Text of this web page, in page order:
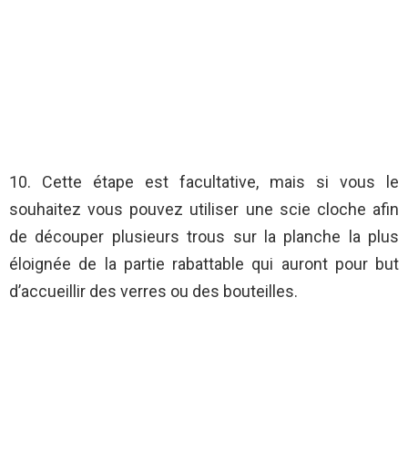
10. Cette étape est facultative, mais si vous le
souhaitez vous pouvez utiliser une scie cloche afin
de découper plusieurs trous sur la planche la plus
éloignée de la partie rabattable qui auront pour but
d’accueillir des verres ou des bouteilles.